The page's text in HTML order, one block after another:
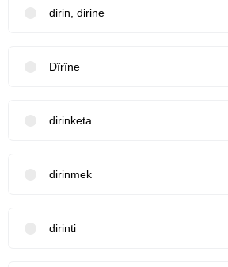
dirin, dirine
Dîrîne
dirinketa
dirinmek
dirinti